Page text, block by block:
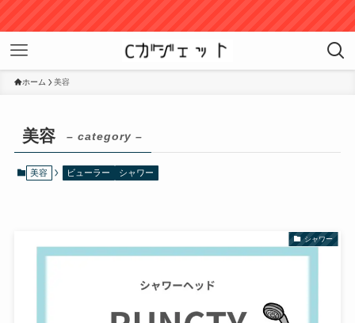
ホーム 美容
美容 – category –
美容 ビューラー シャワー
シャワー